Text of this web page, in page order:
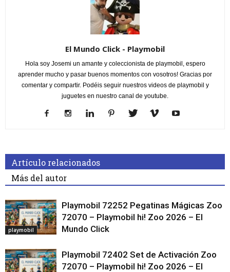
El Mundo Click - Playmobil
Hola soy Josemi un amante y coleccionista de playmobil, espero
aprender mucho y pasar buenos momentos con vosotros! Gracias por
comentar y compartir. Podéis seguir nuestros videos de playmobil y
juguetes en nuestro canal de youtube.
Artículo relacionados
Más del autor
playmobil
Playmobil 72252 Pegatinas Mágicas Zoo
72070 – Playmobil hi! Zoo 2026 – El
Mundo Click
Playmobil 72402 Set de Activación Zoo
72070 – Playmobil hi! Zoo 2026 – El